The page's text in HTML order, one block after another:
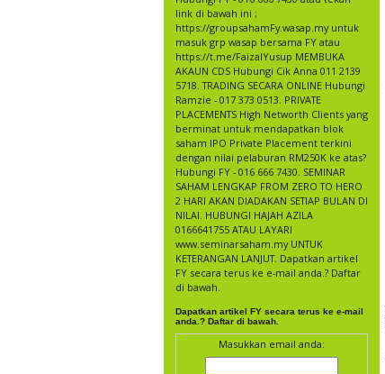
link di bawah ini ;
https://groupsahamFy.wasap.my untuk
masuk grp wasap bersama FY atau
https://t.me/FaizalYusup MEMBUKA
AKAUN CDS Hubungi Cik Anna 011 2139
5718. TRADING SECARA ONLINE Hubungi
Ramzie - 017 373 0513. PRIVATE
PLACEMENTS High Networth Clients yang
berminat untuk mendapatkan blok
saham IPO Private Placement terkini
dengan nilai pelaburan RM250K ke atas?
Hubungi FY - 016 666 7430. SEMINAR
SAHAM LENGKAP FROM ZERO TO HERO
2 HARI AKAN DIADAKAN SETIAP BULAN DI
NILAI. HUBUNGI HAJAH AZILA
0166641755 ATAU LAYARI
www.seminarsaham.my UNTUK
KETERANGAN LANJUT. Dapatkan artikel
FY secara terus ke e-mail anda.? Daftar
di bawah.
Dapatkan artikel FY secara terus ke e-mail
anda.? Daftar di bawah.
Masukkan email anda: